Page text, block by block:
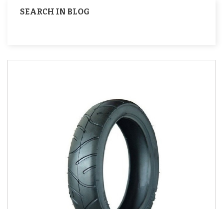
SEARCH IN BLOG